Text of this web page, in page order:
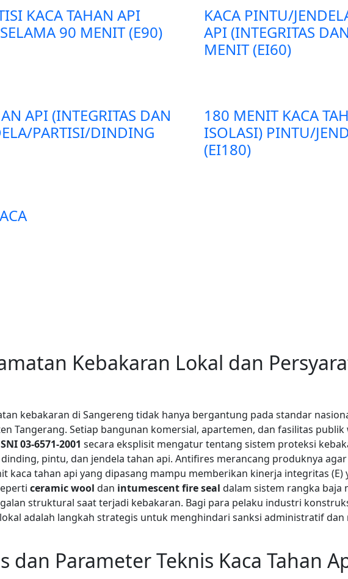
KACA TAHAN API
90 MENIT (E90)
KACA PINTU/
API (INTEGRITAS
MENIT (EI60)
API (INTEGRITAS DAN
PARTISI/DINDING
180 MENIT KACA
ISOLASI) PINTU/
(EI180)
Kebakaran Lokal dan
kebakaran di Sangereng tidak hanya bergantung pada standar
Tangerang. Setiap bangunan komersial, apartemen, dan fasilitas
SNI 03-6571-2001 secara eksplisit mengatur tentang sistem proteksi
pintu, dan jendela tahan api. Antifires merancang produknya
kaca tahan api yang dipasang mampu memberikan kinerja integritas (E)
ceramic wool dan intumescent fire seal dalam sistem rangka baja
struktural saat terjadi kebakaran. Bagi para pelaku industri
adalah langkah strategis untuk menghindari sanksi administratif
dan Parameter Teknis Kaca Tahan